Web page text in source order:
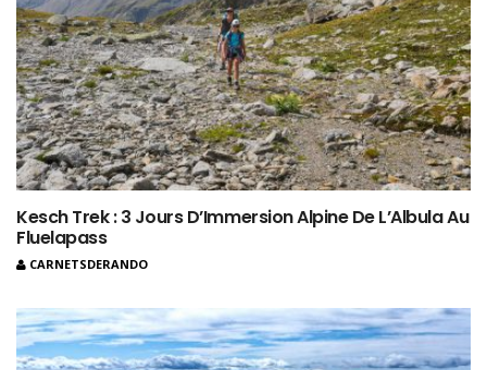
Kesch Trek : 3 Jours D’Immersion Alpine De L’Albula Au
Fluelapass
CARNETSDERANDO